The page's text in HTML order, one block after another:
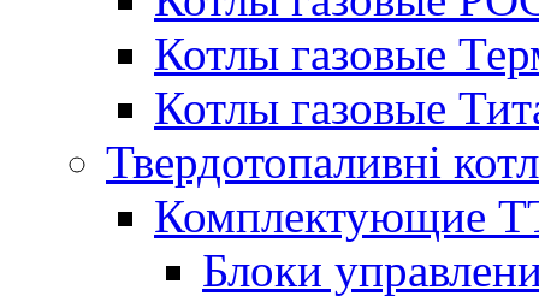
Котлы газовые
Котлы газовые
Твердотопаливні
Комплектующие
Блоки